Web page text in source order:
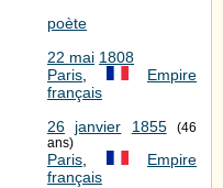
poète
22 mai 1808
Paris
Empire
français
26 janvier 1855
(46
ans)
Paris
Empire
français